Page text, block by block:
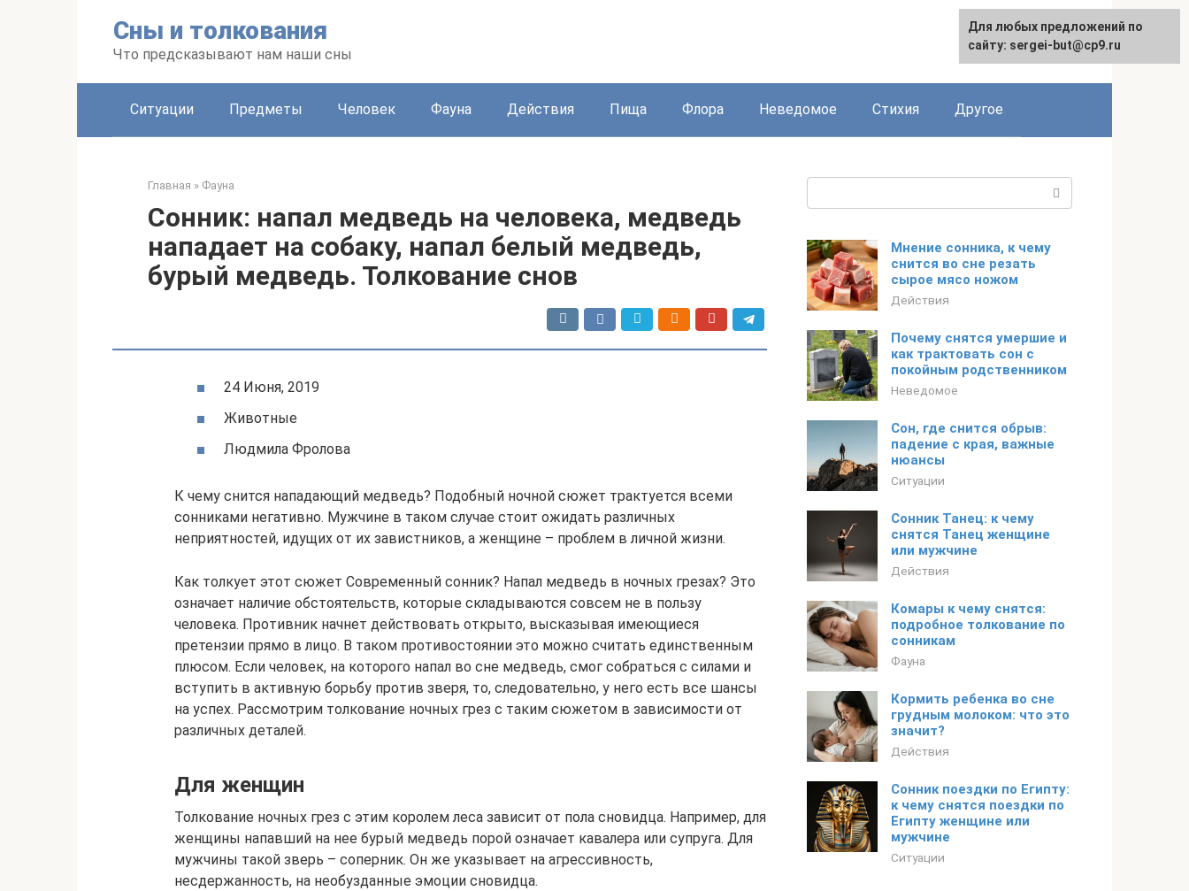
Сны и толкования
Что предсказывают нам наши сны
Ситуации Предметы Человек Фауна Действия Пища Флора Неведомое Стихия Другое
Главная » Фауна
Сонник: напал медведь на человека, медведь
нападает на собаку, напал белый медведь,
бурый медведь. Толкование снов
24 Июня, 2019
Животные
Людмила Фролова
К чему снится нападающий медведь? Подобный ночной сюжет трактуется всеми
сонниками негативно. Мужчине в таком случае стоит ожидать различных
неприятностей, идущих от их завистников, а женщине – проблем в личной жизни.
Как толкует этот сюжет Современный сонник? Напал медведь в ночных грезах? Это
означает наличие обстоятельств, которые складываются совсем не в пользу
человека. Противник начнет действовать открыто, высказывая имеющиеся
претензии прямо в лицо. В таком противостоянии это можно считать единственным
плюсом. Если человек, на которого напал во сне медведь, смог собраться с силами и
вступить в активную борьбу против зверя, то, следовательно, у него есть все шансы
на успех. Рассмотрим толкование ночных грез с таким сюжетом в зависимости от
различных деталей.
Для женщин
Толкование ночных грез с этим королем леса зависит от пола сновидца. Например, для
женщины напавший на нее бурый медведь порой означает кавалера или супруга. Для
мужчины такой зверь – соперник. Он же указывает на агрессивность,
несдержанность, на необузданные эмоции сновидца.
Мнение сонника, к чему
снится во сне резать
сырое мясо ножом
Действия
Почему снятся умершие и
как трактовать сон с
покойным родственником
Неведомое
Сон, где снится обрыв:
падение с края, важные
нюансы
Ситуации
Сонник Танец: к чему
снятся Танец женщине
или мужчине
Действия
Комары к чему снятся:
подробное толкование по
сонникам
Фауна
Кормить ребенка во сне
грудным молоком: что это
значит?
Действия
Сонник поездки по Египту:
к чему снятся поездки по
Египту женщине или
мужчине
Ситуации
Для любых предложений по
сайту: sergei-but@cp9.ru